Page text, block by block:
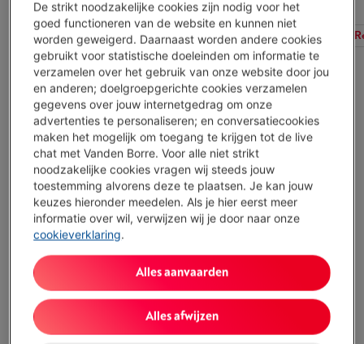
Alle filters Beschikbaarheid Type accessoire
WPRO INOX CLEANER SPRAY
(3)
Type: Reiniging / onderhoud
Type accessoire: Reinigingsmiddel
Omschrijving: Reinigingscrème voor roestvrij
staal en chroom, inhoud 250 ml
Beperkt beschikbaar -Bekijk voorraad
€ 9,99
Vergelijken
De strikt noodzakelijke cookies zijn nodig voor het
goed functioneren van de website en kunnen niet
worden geweigerd. Daarnaast worden andere cookies
gebruikt voor statistische doeleinden om informatie te
verzamelen over het gebruik van onze website door jou
en anderen; doelgroepgerichte cookies verzamelen
gegevens over jouw internetgedrag om onze
advertenties te personaliseren; en conversatiecookies
maken het mogelijk om toegang te krijgen tot de live
chat met Vanden Borre. Voor alle niet strikt
noodzakelijke cookies vragen wij steeds jouw
toestemming alvorens deze te plaatsen. Je kan jouw
keuzes hieronder meedelen. Als je hier eerst meer
informatie over wil, verwijzen wij je door naar onze
cookieverklaring.
Alles afwijzen
Alles aanvaarden